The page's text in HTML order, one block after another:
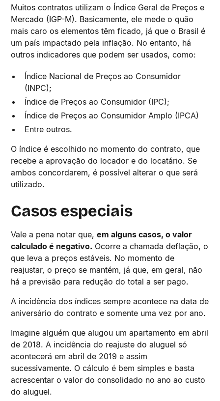
Muitos contratos utilizam o Índice Geral de Preços e
Mercado (IGP-M). Basicamente, ele mede o quão
mais caro os elementos têm ficado, já que o Brasil é
um país impactado pela inflação. No entanto, há
outros indicadores que podem ser usados, como:
Índice Nacional de Preços ao Consumidor
(INPC);
Índice de Preços ao Consumidor (IPC);
Índice de Preços ao Consumidor Amplo (IPCA)
Entre outros.
O índice é escolhido no momento do contrato, que
recebe a aprovação do locador e do locatário. Se
ambos concordarem, é possível alterar o que será
utilizado.
Casos especiais
Vale a pena notar que,em alguns casos, o valor
calculado é negativo. Ocorre a chamada deflação, o
que leva a preços estáveis. No momento de
reajustar, o preço se mantém, já que, em geral, não
há a previsão para redução do total a ser pago.
A incidência dos índices sempre acontece na data de
aniversário do contrato e somente uma vez por ano.
Imagine alguém que alugou um apartamento em abril
de 2018. A incidência do reajuste do aluguel só
acontecerá em abril de 2019 e assim
sucessivamente. O cálculo é bem simples e basta
acrescentar o valor do consolidado no ano ao custo
do aluguel.